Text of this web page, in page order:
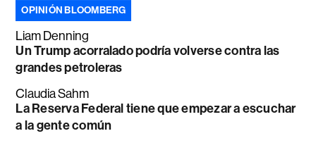
OPINIÓN BLOOMBERG
Liam Denning
Un Trump acorralado podría volverse contra las
grandes petroleras
Claudia Sahm
La Reserva Federal tiene que empezar a escuchar
a la gente común